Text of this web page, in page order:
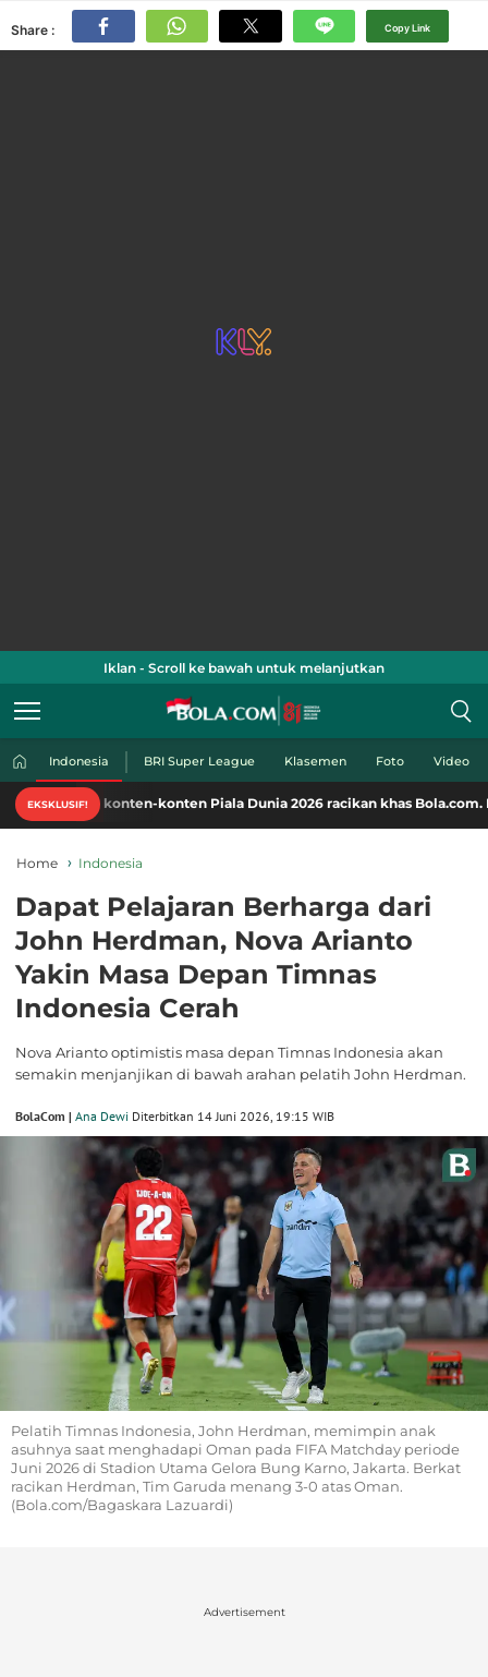
Share : Copy Link
Iklan - Scroll ke bawah untuk melanjutkan
Indonesia BRI Super League Klasemen Foto Video
EKSKLUSIF!
konten Piala Dunia 2026 racikan khas Bola.com. Klik di sini!
Home Indonesia
Dapat Pelajaran Berharga dari
John Herdman, Nova Arianto
Yakin Masa Depan Timnas
Indonesia Cerah
Nova Arianto optimistis masa depan Timnas Indonesia akan
semakin menjanjikan di bawah arahan pelatih John Herdman.
BolaCom | Ana Dewi Diterbitkan 14 Juni 2026, 19:15 WIB
Pelatih Timnas Indonesia, John Herdman, memimpin anak
asuhnya saat menghadapi Oman pada FIFA Matchday periode
Juni 2026 di Stadion Utama Gelora Bung Karno, Jakarta. Berkat
racikan Herdman, Tim Garuda menang 3-0 atas Oman.
(Bola.com/Bagaskara Lazuardi)
Advertisement